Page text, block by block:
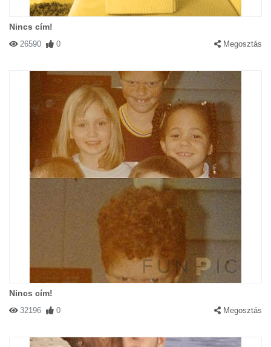
Nincs cím!
26590 0 Megosztás
Nincs cím!
32196 0 Megosztás